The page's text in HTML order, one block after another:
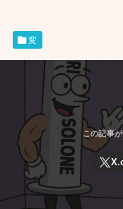
変